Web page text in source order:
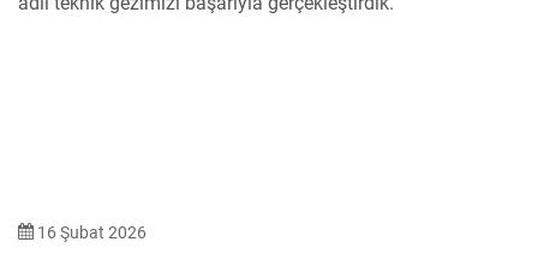
16 Şubat 2026